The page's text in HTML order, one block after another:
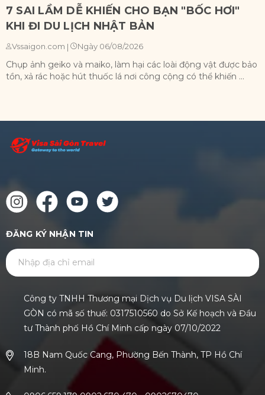
7 SAI LẦM DỄ KHIẾN CHO BẠN "BỐC HƠI"
KHI ĐI DU LỊCH NHẬT BẢN
Vssaigon.com | Ngày 06/08/2026
Chụp ảnh geiko và maiko, làm hại các loài động vật được bảo
tồn, xả rác hoặc hút thuốc lá nơi công cộng có thể khiến ...
ĐĂNG KÝ NHẬN TIN
Công ty TNHH Thương mại Dịch vụ Du lịch VISA SÀI
GÒN có mã số thuế: 0317510560 do Sở Kế hoạch và Đầu
tư Thành phố Hồ Chí Minh cấp ngày 07/10/2022
18B Nam Quốc Cang, Phường Bến Thành, TP Hồ Chí
Minh.